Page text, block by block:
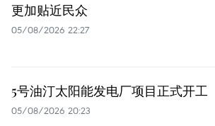
更加贴近民众
05/08/2026 22:27
5号油汀太阳能发电厂项目正式开工
05/08/2026 20:23